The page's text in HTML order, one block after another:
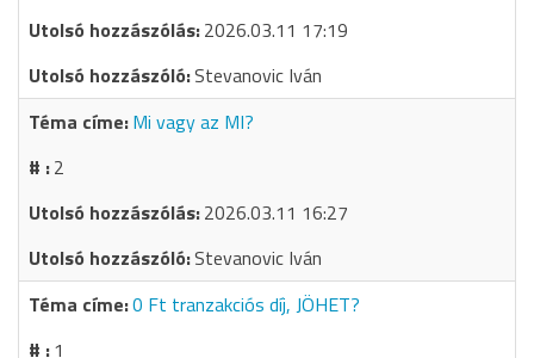
2026.03.11 17:19
Stevanovic Iván
Mi vagy az MI?
2
2026.03.11 16:27
Stevanovic Iván
0 Ft tranzakciós díj, JÖHET?
1